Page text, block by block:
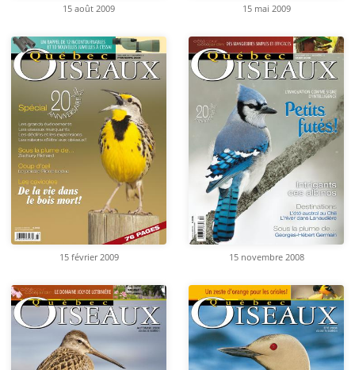
15 août 2009 15 mai 2009
15 février 2009 15 novembre 2008